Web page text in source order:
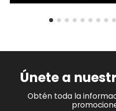
Únete a
Obtén toda la